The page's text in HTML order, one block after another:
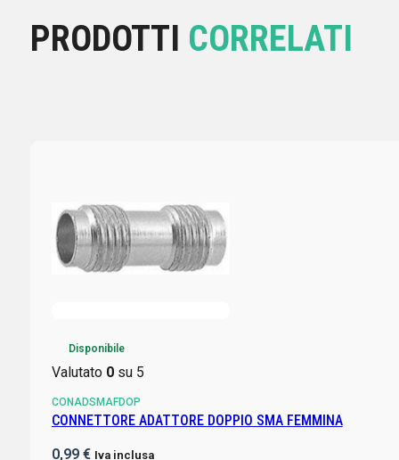
PRODOTTI CORRELATI
Disponibile
Valutato 0su 5
CONADSMAFDOP
CONNETTORE ADATTORE DOPPIO SMA FEMMINA
0,99 € Iva inclusa